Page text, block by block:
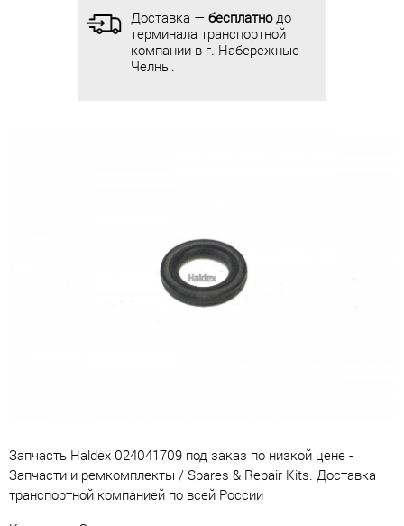
Доставка — бесплатнодо
терминала транспортной
компании в г. Набережные
Челны.
Доставка — бесплатнодо
терминала транспортной
компании в г. Набережные
Челны.
Запчасть Haldex 024041709 под заказ по низкой цене -
Запчасти и ремкомплекты / Spares & Repair Kits. Доставка
транспортной компанией по всей России